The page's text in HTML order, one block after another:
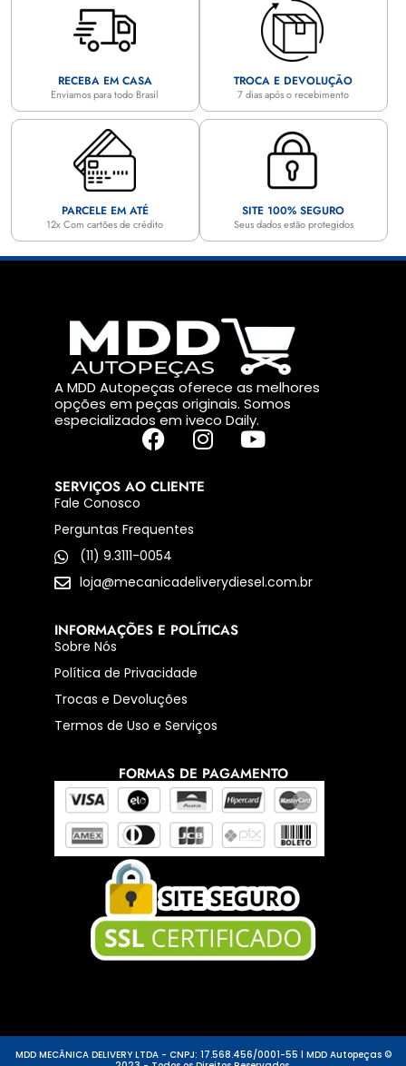
RECEBA EM CASA
Enviamos para todo Brasil
TROCA E DEVOLUÇÃO
7 dias após o recebimento
PARCELE EM ATÉ
12x Com cartões de crédito
SITE 100% SEGURO
Seus dados estão protegidos
A MDD Autopeças oferece as melhores
opções em peças originais. Somos
especializados em iveco Daily.
SERVIÇOS AO CLIENTE
Fale Conosco
Perguntas Frequentes
(11) 9.3111-0054
loja@mecanicadeliverydiesel.com.br
INFORMAÇÕES E POLÍTICAS
Sobre Nós
Política de Privacidade
Trocas e Devoluções
Termos de Uso e Serviços
FORMAS DE PAGAMENTO
MDD MECÂNICA DELIVERY LTDA - CNPJ: 17.568.456/0001-55 l MDD Autopeças ©